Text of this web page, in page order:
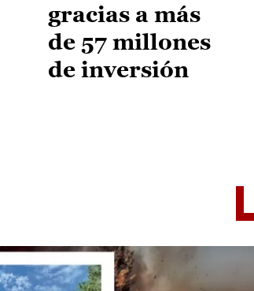
gracias a más
de 57 millones
de inversión